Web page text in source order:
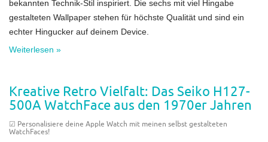
bekannten Technik-Stil inspiriert. Die sechs mit viel Hingabe
gestalteten Wallpaper stehen für höchste Qualität und sind ein
echter Hingucker auf deinem Device.
Weiterlesen »
Kreative Retro Vielfalt: Das Seiko H127-
500A WatchFace aus den 1970er Jahren
☑︎ Personalisiere deine Apple Watch mit meinen selbst gestalteten
WatchFaces!